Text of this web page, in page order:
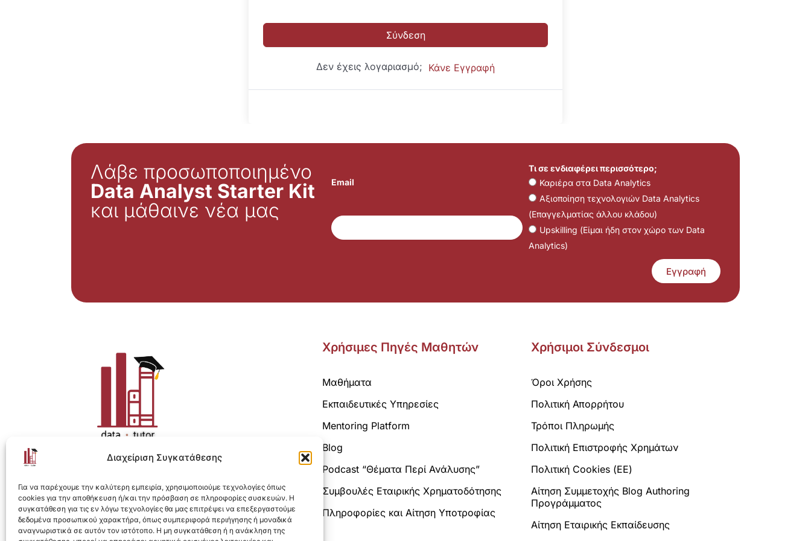
Διαχείριση Συγκατάθεσης
Για να παρέχουμε την καλύτερη εμπειρία, χρησιμοποιούμε τεχνολογίες όπως
cookies για την αποθήκευση ή/και την πρόσβαση σε πληροφορίες συσκευών. Η
συγκατάθεση για τις εν λόγω τεχνολογίες θα μας επιτρέψει να επεξεργαστούμε
δεδομένα προσωπικού χαρακτήρα, όπως συμπεριφορά περιήγησης ή μοναδικά
αναγνωριστικά σε αυτόν τον ιστότοπο. Η μη συγκατάθεση ή η ανάκληση της
Σύνδεση
Δεν έχεις λογαριασμό; Κάνε Εγγραφή
Λάβε προσωποποιημένο
Data Analyst Starter Kit
και μάθαινε νέα μας
Email
Τι σε ενδιαφέρει περισσότερο;
Καριέρα στα Data Analytics
Αξιοποίηση τεχνολογιών Data Analytics
(Επαγγελματίας άλλου κλάδου)
Upskilling (Είμαι ήδη στον χώρο των Data
Analytics)
Εγγραφή
Η ολοκληρωμένη e-learning λύση για Data Analytics.
Χρήσιμες Πηγές Μαθητών
Μαθήματα
Εκπαιδευτικές Υπηρεσίες
Mentoring Platform
Blog
Podcast “Θέματα Περί Ανάλυσης”
Συμβουλές Εταιρικής Χρηματοδότησης
Πληροφορίες και Αίτηση Υποτροφίας
Χρήσιμοι Σύνδεσμοι
Όροι Χρήσης
Πολιτική Απορρήτου
Τρόποι Πληρωμής
Πολιτική Επιστροφής Χρημάτων
Πολιτική Cookies (ΕΕ)
Αίτηση Συμμετοχής Blog Authoring
Προγράμματος
Αίτηση Εταιρικής Εκπαίδευσης